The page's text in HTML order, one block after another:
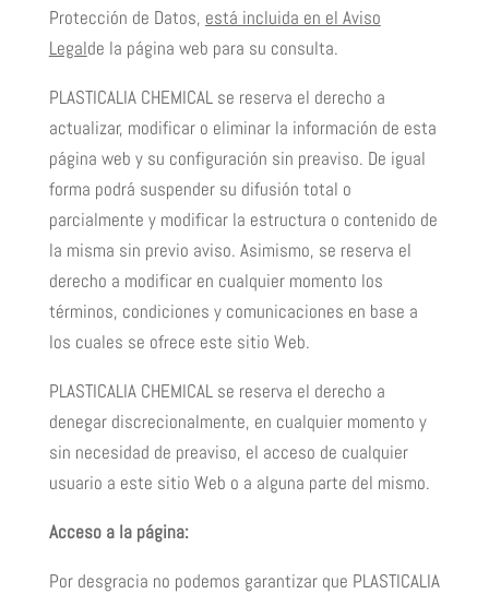
Protección de Datos, está incluida en el Aviso
Legalde la página web para su consulta.
PLASTICALIA CHEMICAL se reserva el derecho a
actualizar, modificar o eliminar la información de esta
página web y su configuración sin preaviso. De igual
forma podrá suspender su difusión total o
parcialmente y modificar la estructura o contenido de
la misma sin previo aviso. Asimismo, se reserva el
derecho a modificar en cualquier momento los
términos, condiciones y comunicaciones en base a
los cuales se ofrece este sitio Web.
PLASTICALIA CHEMICAL se reserva el derecho a
denegar discrecionalmente, en cualquier momento y
sin necesidad de preaviso, el acceso de cualquier
usuario a este sitio Web o a alguna parte del mismo.
Acceso a la página:
Por desgracia no podemos garantizar que PLASTICALIA